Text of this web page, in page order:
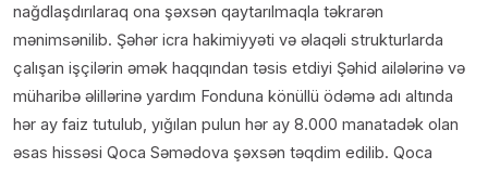
nağdlaşdırılaraq ona şəxsən qaytarılmaqla təkrarən
mənimsənilib. Şəhər icra hakimiyyəti və əlaqəli strukturlarda
çalışan işçilərin əmək haqqından təsis etdiyi Şəhid ailələrinə və
müharibə əlillərinə yardım Fonduna könüllü ödəmə adı altında
hər ay faiz tutulub, yığılan pulun hər ay 8.000 manatadək olan
əsas hissəsi Qoca Səmədova şəxsən təqdim edilib. Qoca